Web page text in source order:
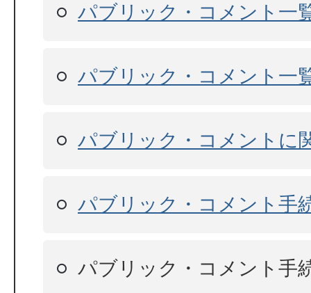
パブリック・コメント一
パブリック・コメント一
パブリック・コメントに
パブリック・コメント手
パブリック・コメント手